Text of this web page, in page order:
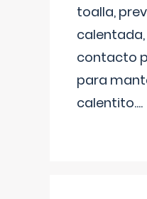
toalla,
contacto
para
calentito....